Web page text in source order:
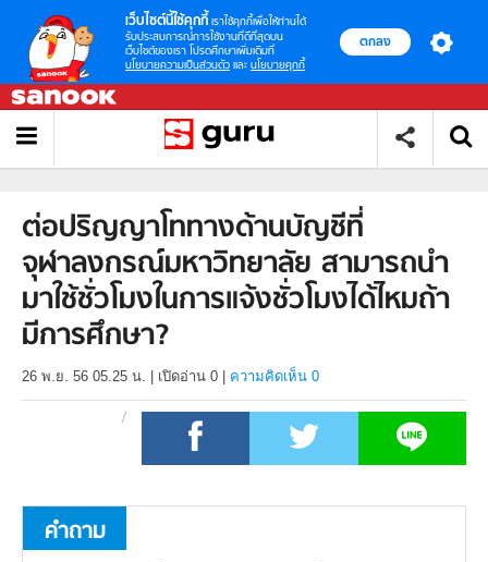
เว็บไซต์นี้ใช้คุกกี้ เราใช้คุกกี้เพื่อให้ท่านได้
รับประสบการณ์การใช้งานที่ดีที่สุดบน
เว็บไซต์ของเรา โปรดศึกษาเพิ่มเติมที่
นโยบายความเป็นส่วนตัว และ นโยบายคุกกี้
ตกลง
ต่อปริญญาโททางด้านบัญชีที่
จุฬาลงกรณ์มหาวิทยาลัย สามารถนำ
มาใช้ชั่วโมงในการแจ้งชั่วโมงได้ไหมถ้า
มีการศึกษา?
26 พ.ย. 56 05.25 น. เปิดอ่าน 0 ความคิดเห็น 0
คำถาม